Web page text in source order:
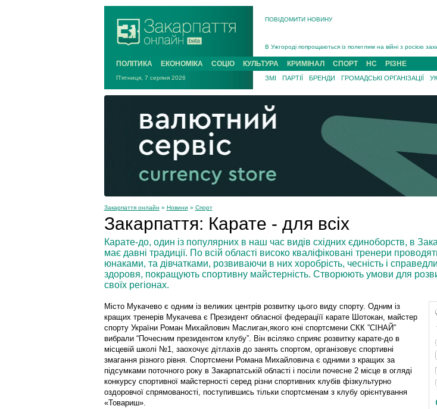
ПОВІДОМИТИ НОВИНУ
В Ужгороді попрощаються із полеглим на війні з росією
В Ужгороді 5 серпня попрощаються із захисником
Підтвердили загибель захисника із Нанкова на Хустщині
На війні з рф поліг військовий з Виноградова Ігнат
На Хустщині внаслідок ДТП за участі трьох авто
Інструктора районного ТЦК на Закарпатті судитимуть за
ПОЛІТИКА ЕКОНОМІКА СОЦІО КУЛЬТУРА КРИМІНАЛ СПОРТ НС РІЗНЕ
П'ятниця, 7 серпня 2026 ЗМІ ПАРТІЇ БРЕНДИ ГРОМАДСЬКІ ОРГАНІЗАЦІЇ
Закарпаття онлайн » Новини » Спорт
Закарпаття: Карате - для всіх
Карате-до, один із популярних в наш час видів східних єдиноборств, в
має давні традиції. По всій області високо кваліфіковані тренери
юнаками, та дівчатками, розвиваючи в них хоробрість, чесність і
здоровя, покращують спортивну майстерність. Створюють умови для
своїх регіонах.
Місто Мукачево є одним із великих центрів розвитку цього виду спорту. Одним із
кращих тренерів Мукачева є Президент обласної федераціїї карате Шотокан, майстер
спорту України Роман Михайлович Маслиган,якого юні спортсмени СКК ”СІНАЙ”
вибрали “Почесним президентом клубу”. Він всіляко сприяє розвитку карате-до в
місцевій школі №1, заохочує дітлахів до занять спортом, організовує спортивні
змагання різного рівня. Спортсмени Романа Михайловича є одними з кращих за
підсумками поточного року в Закарпатській області і посіли почесне 2 місце в огляді
конкурсу спортивної майстерності серед різни спортивних клубів фізкультурно
оздоровчої спрямованості, поступившись тільки спортсменам з клубу орієнтування
«Товариш».